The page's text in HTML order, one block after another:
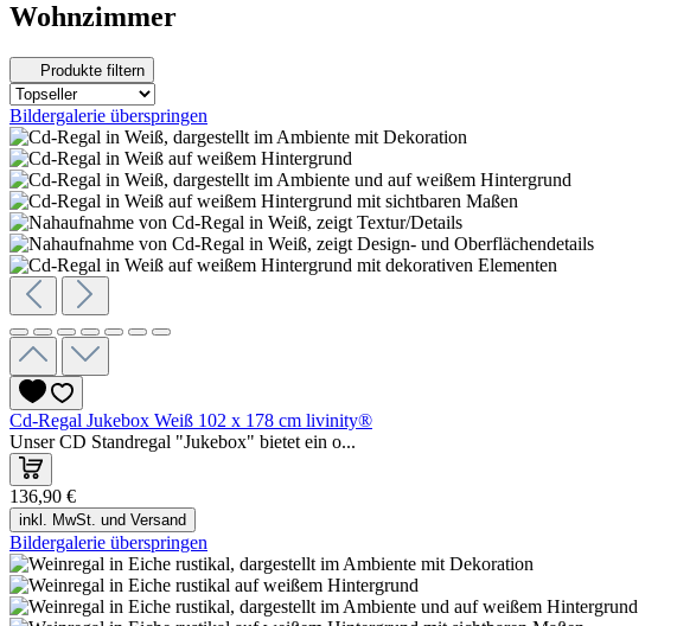
Wohnzimmer
Produkte filtern
Bildergalerie überspringen
Cd-Regal Jukebox Weiß 102 x 178 cm livinity®
Unser CD Standregal "Jukebox" bietet ein o...
136,90 €
inkl. MwSt. und Versand
Bildergalerie überspringen